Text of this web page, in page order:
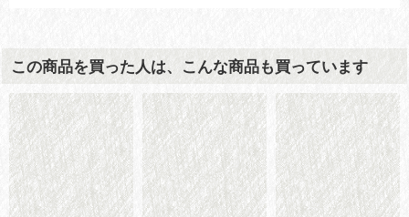
この商品を買った人は、こんな商品も買っています